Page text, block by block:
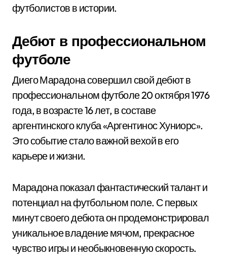
футболистов в истории.
Дебют в профессиональном
футболе
Диего Марадона совершил свой дебют в
профессиональном футболе 20 октября 1976
года, в возрасте 16 лет, в составе
аргентинского клуба «Аргентинос Хуниорс».
Это событие стало важной вехой в его
карьере и жизни.
Марадона показал фантастический талант и
потенциал на футбольном поле. С первых
минут своего дебюта он продемонстрировал
уникальное владение мячом, прекрасное
чувство игры и необыкновенную скорость.